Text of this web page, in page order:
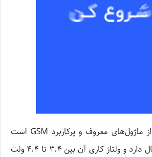
SIM800-C یکی از ماژول‌های معروف و پرکاربرد GSM است
که اینترفیس سریال دارد و ولتاژ کاری آن بین ۳.۴ تا ۴.۴ ولت